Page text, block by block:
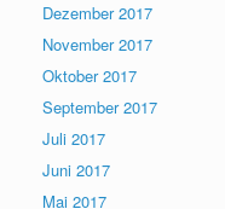
Dezember 2017
November 2017
Oktober 2017
September 2017
Juli 2017
Juni 2017
Mai 2017